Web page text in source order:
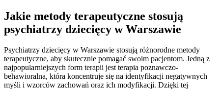
Jakie metody terapeutyczne stosują
psychiatrzy dziecięcy w Warszawie
Psychiatrzy dziecięcy w Warszawie stosują różnorodne metody
terapeutyczne, aby skutecznie pomagać swoim pacjentom. Jedną z
najpopularniejszych form terapii jest terapia poznawczo-
behawioralna, która koncentruje się na identyfikacji negatywnych
myśli i wzorców zachowań oraz ich modyfikacji. Dzięki tej